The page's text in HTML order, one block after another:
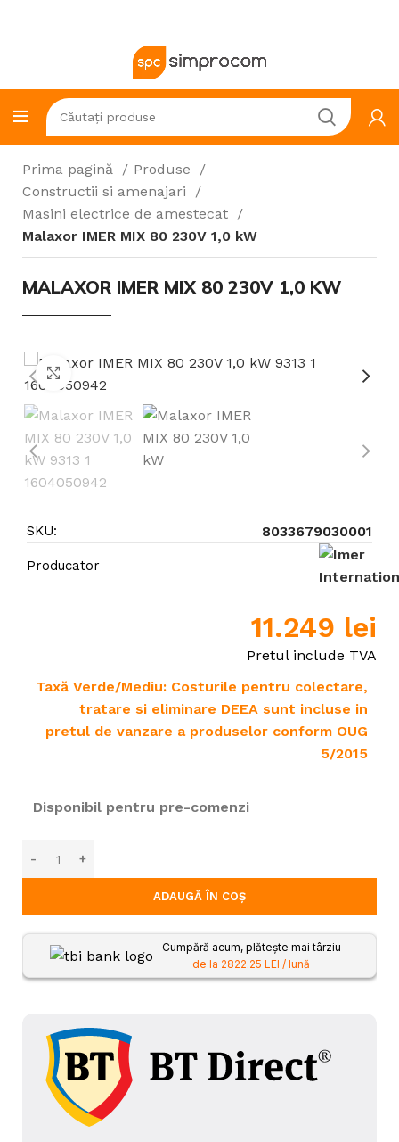
Prima pagină
Produse
Constructii si amenajari
Masini electrice de amestecat
Malaxor IMER MIX 80 230V 1,0 kW
MALAXOR IMER MIX 80 230V 1,0 KW
SKU: 8033679030001
Producator
11.249 lei
Pretul include TVA
Taxă Verde/Mediu: Costurile pentru colectare,
tratare si eliminare DEEA sunt incluse in
pretul de vanzare a produselor conform OUG
5/2015
Disponibil pentru pre-comenzi
ADAUGĂ ÎN COȘ
Cumpără acum, plătește mai târziu
de la 2822.25 LEI / lună